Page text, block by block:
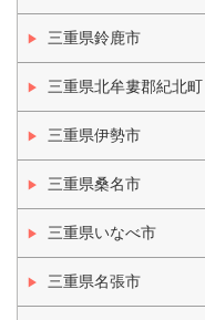
三重県鈴鹿市
三重県北牟婁郡紀北町
三重県伊勢市
三重県桑名市
三重県いなべ市
三重県名張市